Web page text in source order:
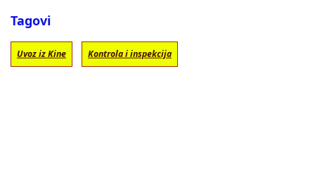
Tagovi
Uvoz iz Kine Kontrola i inspekcija